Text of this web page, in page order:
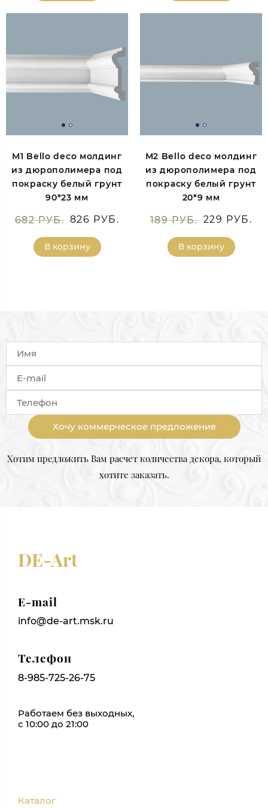
М1 Bello deco молдинг
из дюрополимера под
покраску белый грунт
90*23 мм
682 РУБ. 826 РУБ.
В корзину
М2 Bello deco молдинг
из дюрополимера под
покраску белый грунт
20*9 мм
189 РУБ. 229 РУБ.
В корзину
Хочу коммерческое предложение
Хотим предложить Вам расчет количества декора, который
хотите заказать.
DE-Art
E-mail
info@de-art.msk.ru
Телефон
8-985-725-26-75
Работаем без выходных,
с 10:00 до 21:00
Каталог